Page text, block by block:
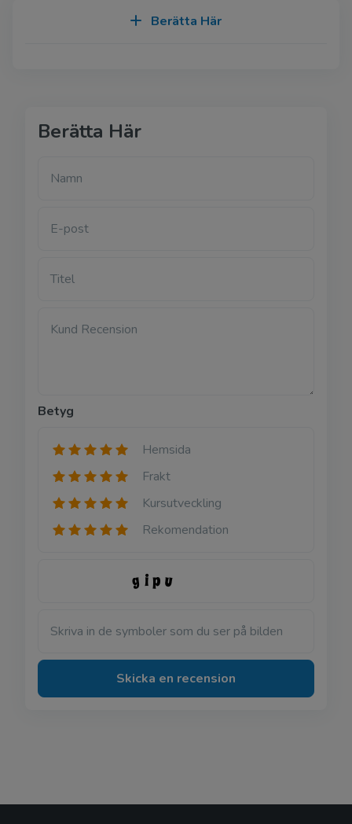
Berätta Här
Berätta Här
Namn
E-post
Titel
Kund Recension
Betyg
Hemsida
Frakt
Kursutveckling
Rekomendation
Skriva in de symboler som du ser på bilden
Skicka en recension